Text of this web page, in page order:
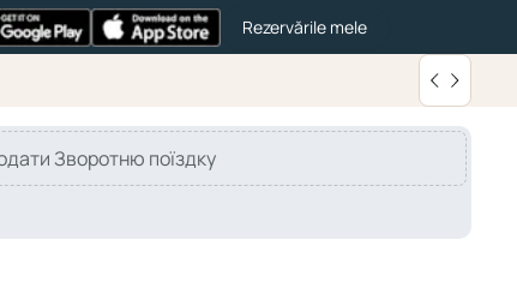
Rezervările mele
Зворотню поїздку